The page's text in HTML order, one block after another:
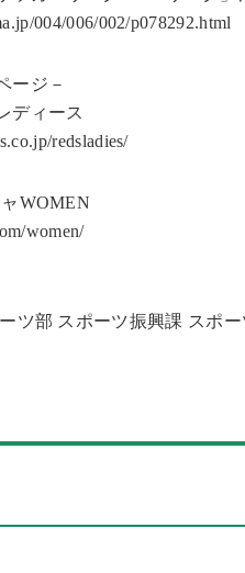
004/006/002/p078292.html
ージ－
ディース
redsladies/
WOMEN
women/
ツ部 スポーツ振興課 スポ